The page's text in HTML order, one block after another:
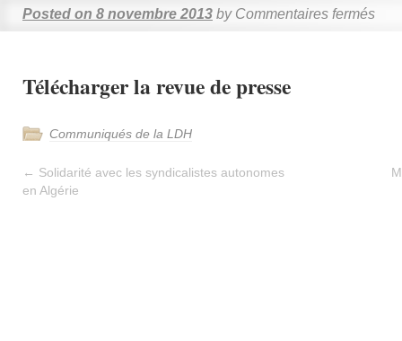
Posted on 8 novembre 2013 by Commentaires fermés
Télécharger la revue de presse
Communiqués de la LDH
← Solidarité avec les syndicalistes autonomes
en Algérie